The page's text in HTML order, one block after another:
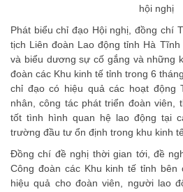
hội nghị
Phát biểu chỉ đạo Hội nghị, đồng chí
tịch Liên đoàn Lao động tỉnh Hà
và biểu dương sự cố gắng và những
đoàn các Khu kinh tế tỉnh trong 6
chỉ đạo có hiệu quả các hoạt động
nhân, công tác phát triển đoàn viên,
tốt tình hình quan hệ lao động tại
trường đầu tư ổn định trong khu kinh
Đồng chí đề nghị thời gian tới, đề
Công đoàn các Khu kinh tế tỉnh bên
hiệu quả cho đoàn viên, người lao